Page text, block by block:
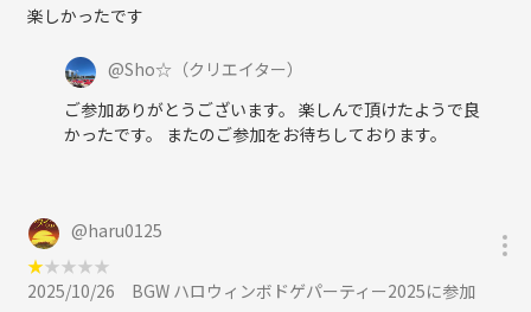
しますのではじめの方でも安心して
人気の面白いゲームが１日では
遊び切れない程たくさんあります✨
是非、みんなでワイワイ
楽しかったです
@Sho☆ （クリエイター）
ご参加ありがとうございます。 楽しんで頂けたようで良
かったです。 またのご参加をお待ちしております。
@haru0125
★★★★★
2025/10/26
BGW ハロウィンボドゲパーティー2025に参加